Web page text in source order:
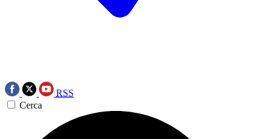
RSS
Cerca